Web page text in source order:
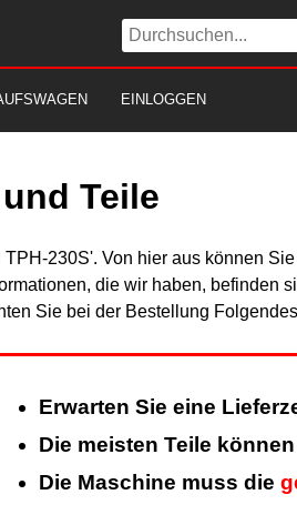
EINLOGGEN
Teile
230S'. Von hier aus können
die wir haben,
Sie bei der Bestellung
Erwarten Sie eine
Die meisten Teile können
Die Maschine muss die